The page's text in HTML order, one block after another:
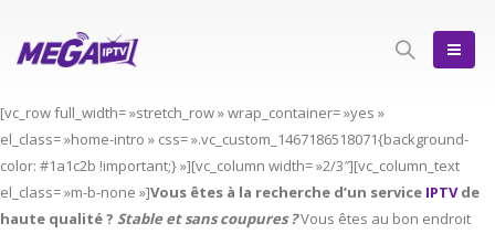
[vc_row full_width= »stretch_row » wrap_container= »yes »
el_class= »home-intro » css= ».vc_custom_1467186518071{background-
color: #1a1c2b !important;} »][vc_column width= »2/3″][vc_column_text
el_class= »m-b-none »]Vous êtes à la recherche d’un service IPTVde
haute qualité ? Stable et sans coupures ?Vous êtes au bon endroit